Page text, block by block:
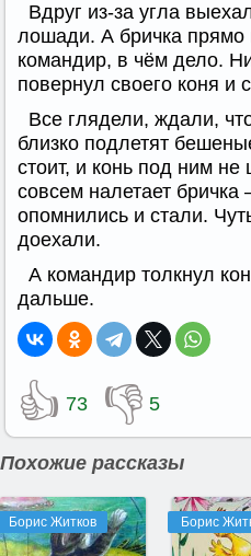
Вдруг из-за угла
лошади. А бричка прямо
командир, в чём дело.
повернул своего коня и
Все глядели, ждали,
близко подлетят
стоит, и конь под ним
совсем налетает
опомнились и стали.
доехали.
А командир толкнул
дальше.
👍 73 👎 5
Похожие рассказы
Борис Житков Борис